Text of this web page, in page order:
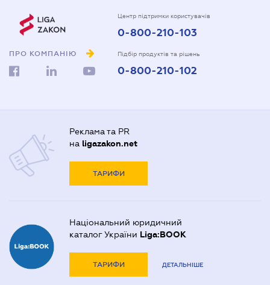
ПРО КОМПАНІЮ
Центр підтримки користувачів
0-800-210-103
Підбір продуктів та рішень
0-800-210-102
Реклама та PR
на ligazakon.net
ТАРИФИ
Національний юридичний
каталог України Liga:BOOK
ТАРИФИ ДЕТАЛЬНІШЕ